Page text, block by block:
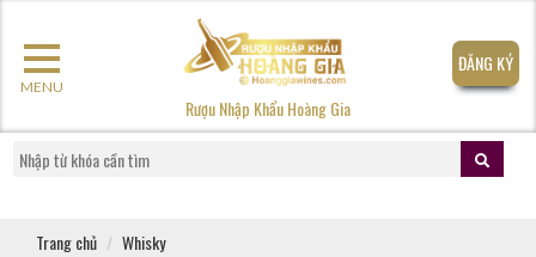
MENU
Rượu Nhập Khẩu Hoàng Gia
ĐĂNG KÝ
Trang chủ Whisky